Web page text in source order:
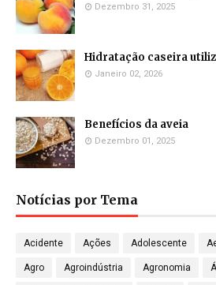
Dezembro 31, 2025
Hidratação caseira
Janeiro 02, 2026
Benefícios da aveia
Dezembro 01, 2025
Notícias por Tema
Acidente Ações Adolescente
Agro Agroindústria Agronomia